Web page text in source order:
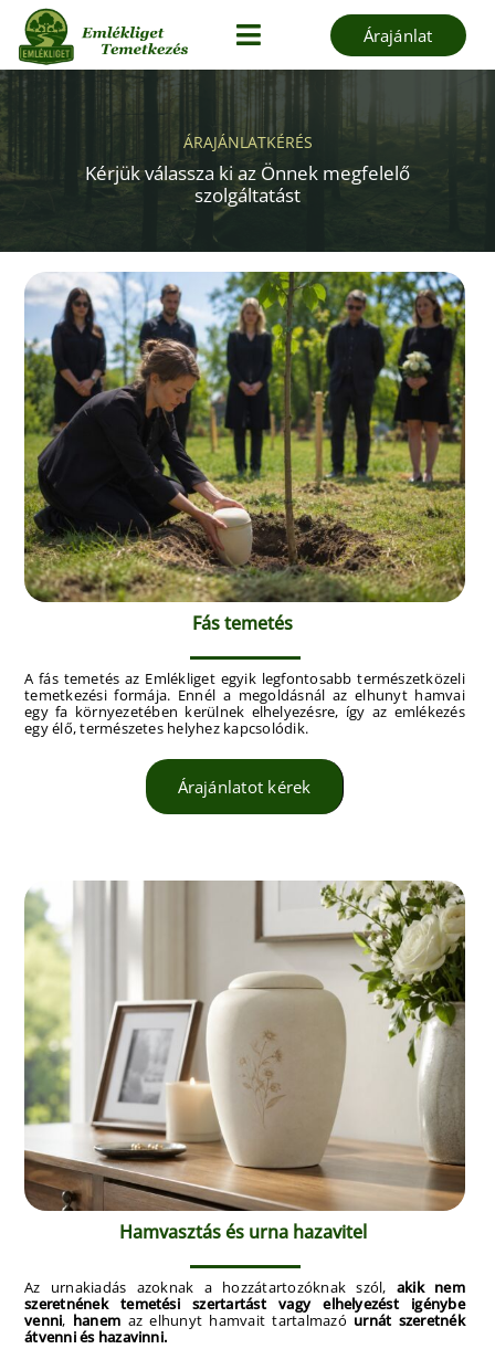
Skip
content
Toggle
Navigation
Kezdőoldal
Szolgáltatások
Hamvasztás
Blog
Árajánlatkérés
Árajánlat
ÁRAJÁNLATKÉRÉS
Kérjük válassza ki az Önnek megfelelő
szolgáltatást
Fás temetés
A fás temetés az Emlékliget egyik legfontosabb természetközeli
temetkezési formája. Ennél a megoldásnál az elhunyt hamvai
egy fa környezetében kerülnek elhelyezésre, így az emlékezés
egy élő, természetes helyhez kapcsolódik.
Árajánlatot kérek
Hamvasztás és urna hazavitel
Az urnakiadás azoknak a hozzátartozóknak szól, akik nem
szeretnének temetési szertartást vagy elhelyezést igénybe
venni, hanem az elhunyt hamvait tartalmazó urnát szeretnék
átvenni és hazavinni.